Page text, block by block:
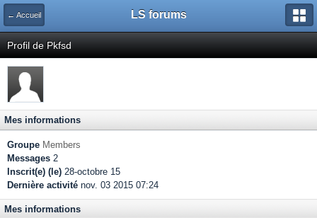
← Accueil LS forums
Profil de Pkfsd
Mes informations
Groupe Members
Messages 2
Inscrit(e) (le) 28-octobre 15
Dernière activité nov. 03 2015 07:24
Mes informations